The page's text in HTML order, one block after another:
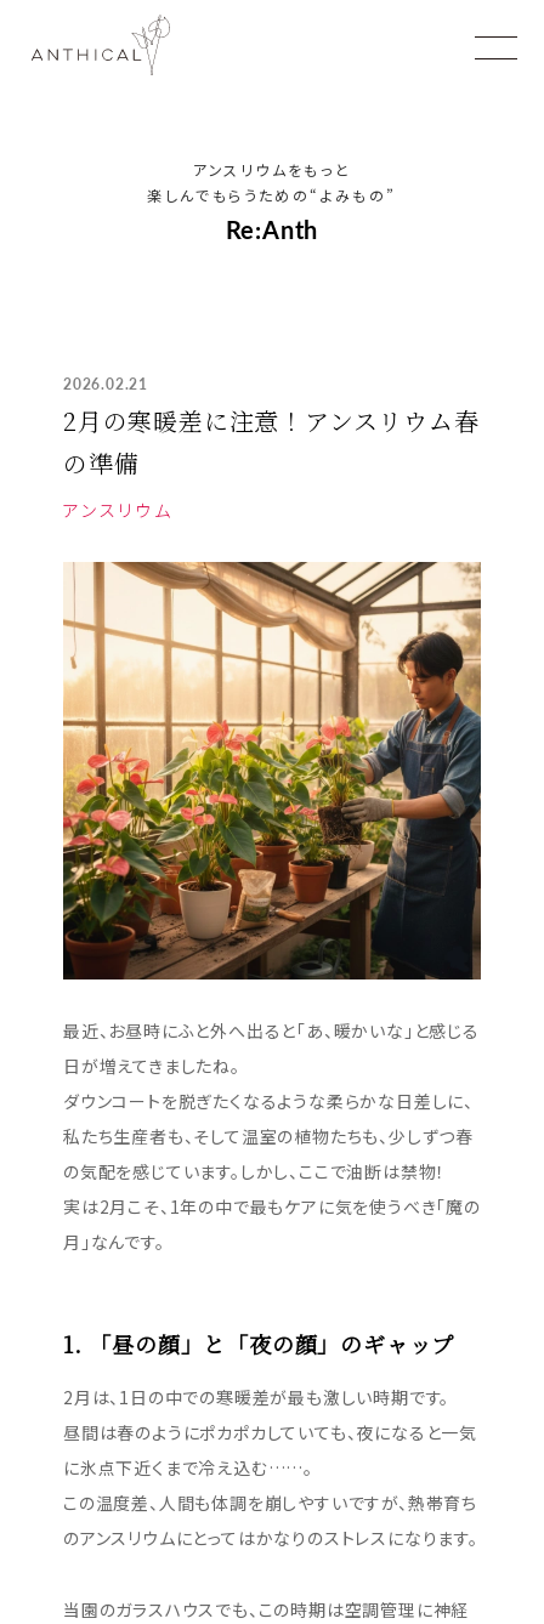
アンスリウムをもっと
楽しんでもらうための“よみもの”
Re:Anth
2026.02.21
2月の寒暖差に注意！アンスリウム春
の準備
アンスリウム
最近、お昼時にふと外へ出ると「あ、暖かいな」と感じる
日が増えてきましたね。
ダウンコートを脱ぎたくなるような柔らかな日差しに、
私たち生産者も、そして温室の植物たちも、少しずつ春
の気配を感じています。しかし、ここで油断は禁物！
実は2月こそ、1年の中で最もケアに気を使うべき「魔の
月」なんです。
1. 「昼の顔」と「夜の顔」のギャップ
2月は、1日の中での寒暖差が最も激しい時期です。
昼間は春のようにポカポカしていても、夜になると一気
に氷点下近くまで冷え込む……。
この温度差、人間も体調を崩しやすいですが、熱帯育ち
のアンスリウムにとってはかなりのストレスになります。
当園のガラスハウスでも、この時期は空調管理に神経